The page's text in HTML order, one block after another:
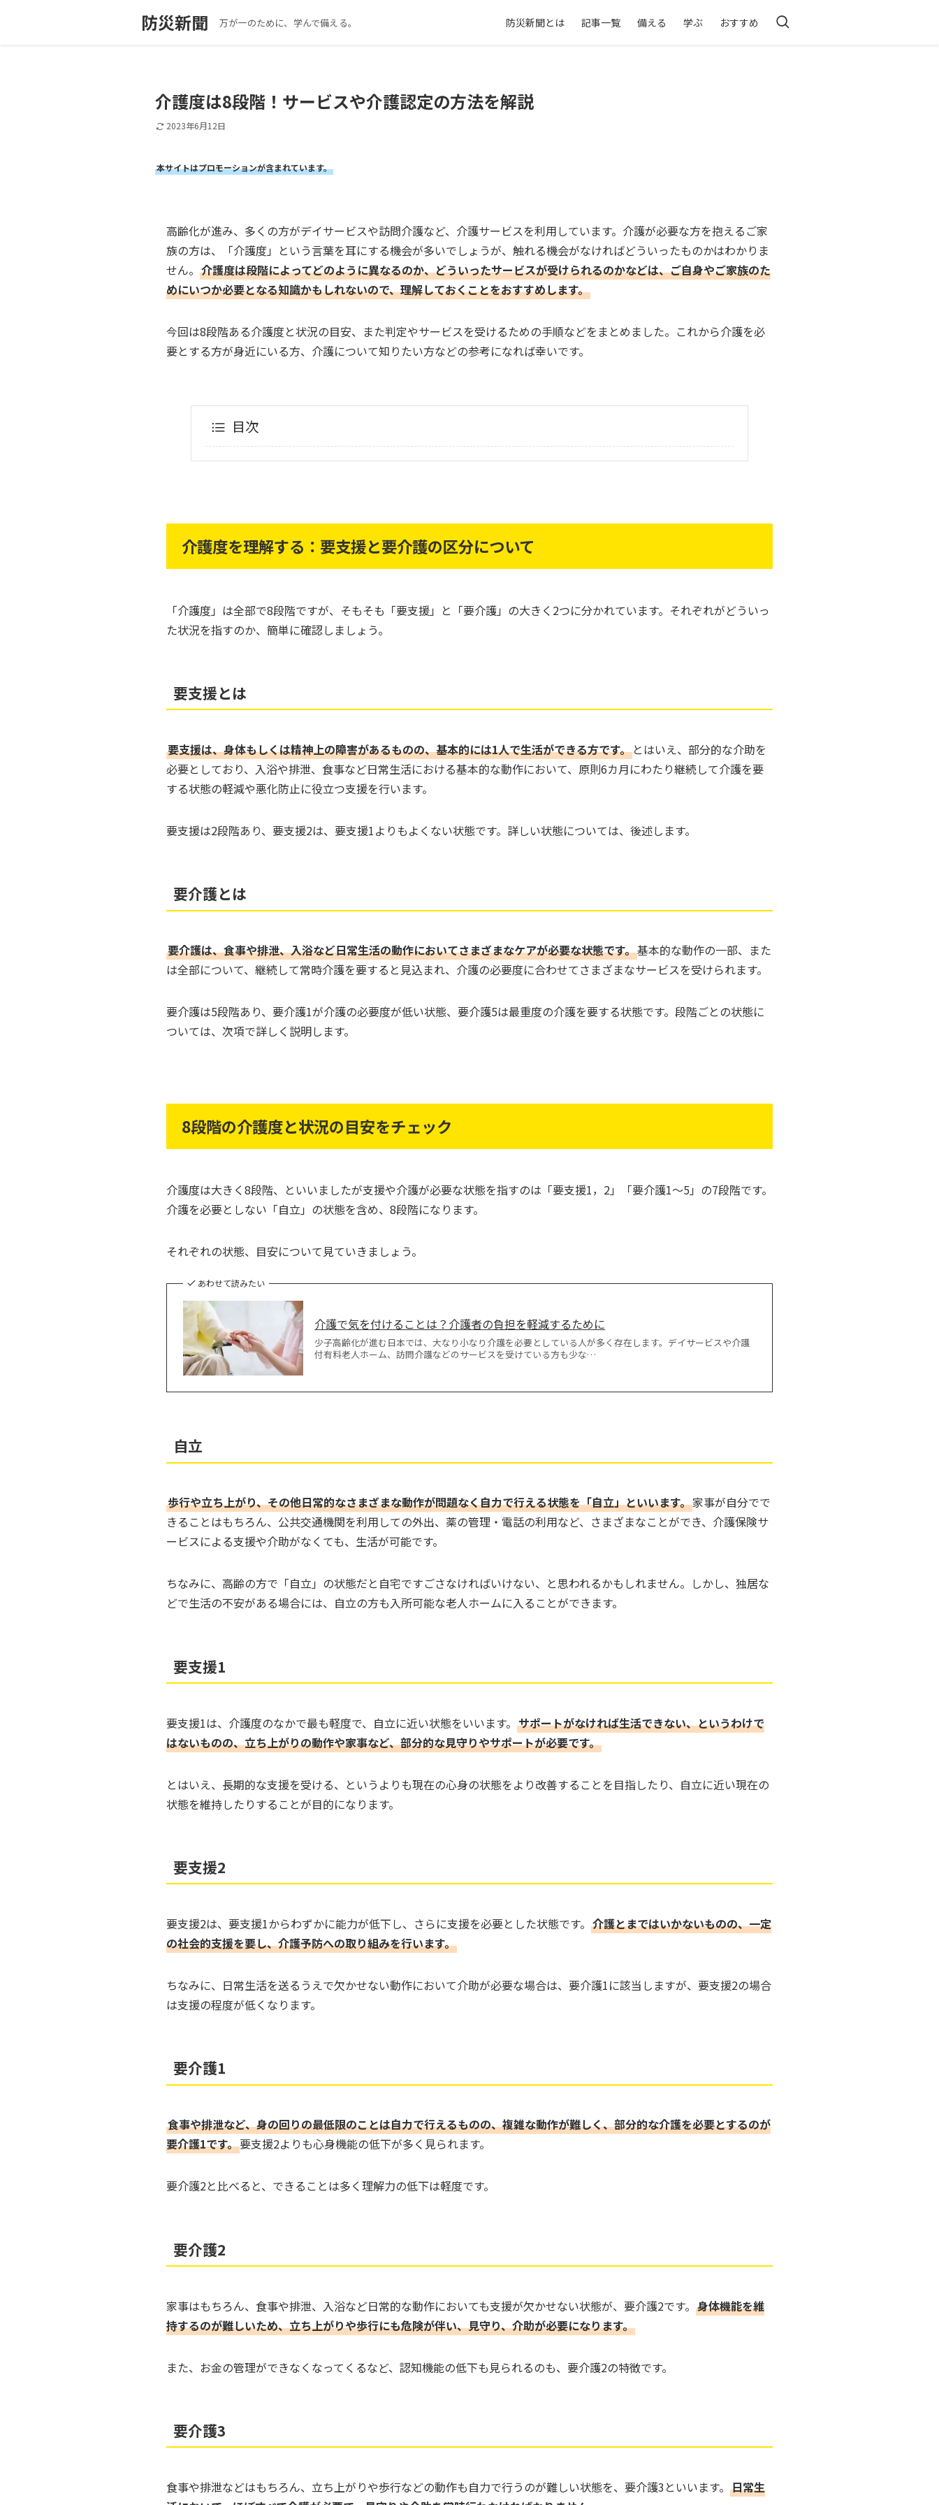
防災新聞 万が一のために、学んで備える。 防災新聞とは 記事一覧 備える 学ぶ おすすめ
介護度は8段階！サービスや介護認定の方法を解説
2023年6月12日
本サイトはプロモーションが含まれています。
高齢化が進み、多くの方がデイサービスや訪問介護など、介護サービスを利用しています。介護が必要な方を抱えるご家
族の方は、「介護度」という言葉を耳にする機会が多いでしょうが、触れる機会がなければどういったものかはわかりま
せん。 介護度は段階によってどのように異なるのか、どういったサービスが受けられるのかなどは、ご自身やご家族のた
めにいつか必要となる知識かもしれないので、理解しておくことをおすすめします。
今回は8段階ある介護度と状況の目安、また判定やサービスを受けるための手順などをまとめました。これから介護を必
要とする方が身近にいる方、介護について知りたい方などの参考になれば幸いです。
目次
介護度を理解する：要支援と要介護の区分について
「介護度」は全部で8段階ですが、そもそも「要支援」と「要介護」の大きく2つに分かれています。それぞれがどういっ
た状況を指すのか、簡単に確認しましょう。
要支援とは
要支援は、身体もしくは精神上の障害があるものの、基本的には1人で生活ができる方です。 とはいえ、部分的な介助を
必要としており、入浴や排泄、食事など日常生活における基本的な動作において、原則6カ月にわたり継続して介護を要
する状態の軽減や悪化防止に役立つ支援を行います。
要支援は2段階あり、要支援2は、要支援1よりもよくない状態です。詳しい状態については、後述します。
要介護とは
要介護は、食事や排泄、入浴など日常生活の動作においてさまざまなケアが必要な状態です。基本的な動作の一部、また
は全部について、継続して常時介護を要すると見込まれ、介護の必要度に合わせてさまざまなサービスを受けられます。
要介護は5段階あり、要介護1が介護の必要度が低い状態、要介護5は最重度の介護を要する状態です。段階ごとの状態に
ついては、次項で詳しく説明します。
8段階の介護度と状況の目安をチェック
介護度は大きく8段階、といいましたが支援や介護が必要な状態を指すのは「要支援1，2」「要介護1～5」の7段階です。
介護を必要としない「自立」の状態を含め、8段階になります。
それぞれの状態、目安について見ていきましょう。
あわせて読みたい
介護で気を付けることは？介護者の負担を軽減するために
少子高齢化が進む日本では、大なり小なり介護を必要としている人が多く存在します。デイサービスや介護
付有料老人ホーム、訪問介護などのサービスを受けている方も少な…
自立
歩行や立ち上がり、その他日常的なさまざまな動作が問題なく自力で行える状態を「自立」といいます。家事が自分でで
きることはもちろん、公共交通機関を利用しての外出、薬の管理・電話の利用など、さまざまなことができ、介護保険サ
ービスによる支援や介助がなくても、生活が可能です。
ちなみに、高齢の方で「自立」の状態だと自宅ですごさなければいけない、と思われるかもしれません。しかし、独居な
どで生活の不安がある場合には、自立の方も入所可能な老人ホームに入ることができます。
要支援1
要支援1は、介護度のなかで最も軽度で、自立に近い状態をいいます。 サポートがなければ生活できない、というわけで
はないものの、立ち上がりの動作や家事など、部分的な見守りやサポートが必要です。
とはいえ、長期的な支援を受ける、というよりも現在の心身の状態をより改善することを目指したり、自立に近い現在の
状態を維持したりすることが目的になります。
要支援2
要支援2は、要支援1からわずかに能力が低下し、さらに支援を必要とした状態です。 介護とまではいかないものの、一定
の社会的支援を要し、介護予防への取り組みを行います。
ちなみに、日常生活を送るうえで欠かせない動作において介助が必要な場合は、要介護1に該当しますが、要支援2の場合
は支援の程度が低くなります。
要介護1
食事や排泄など、身の回りの最低限のことは自力で行えるものの、複雑な動作が難しく、部分的な介護を必要とするのが
要介護1です。要支援2よりも心身機能の低下が多く見られます。
要介護2と比べると、できることは多く理解力の低下は軽度です。
要介護2
家事はもちろん、食事や排泄、入浴など日常的な動作においても支援が欠かせない状態が、要介護2です。 身体機能を維
持するのが難しいため、立ち上がりや歩行にも危険が伴い、見守り、介助が必要になります。
また、お金の管理ができなくなってくるなど、認知機能の低下も見られるのも、要介護2の特徴です。
要介護3
食事や排泄などはもちろん、立ち上がりや歩行などの動作も自力で行うのが難しい状態を、要介護3といいます。 日常生